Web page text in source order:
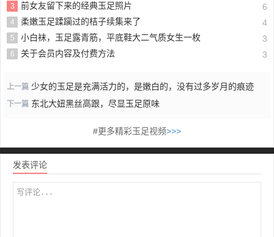
3 前女友留下来的经典玉足照片 6
4 柔嫩玉足蹂躏过的桔子续集来了 4
5 小白袜，玉足露青筋，平底鞋大二气质女生一枚 3
6 关于会员内容及付费方法 3
上一篇 少女的玉足是充满活力的，是嫩白的，没有过多岁月的痕迹
下一篇 东北大妞黑丝高跟，尽显玉足原味
#更多精彩玉足视频>>>
发表评论